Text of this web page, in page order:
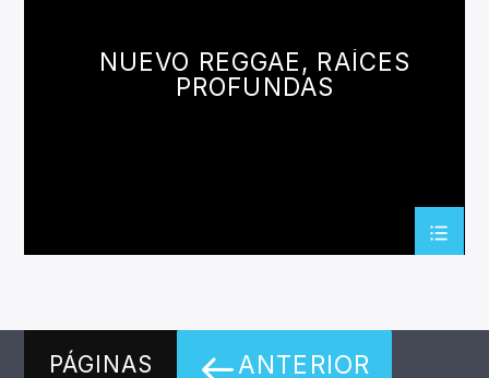
NUEVO REGGAE, RAÍCES
PROFUNDAS
PÁGINAS ANTERIOR